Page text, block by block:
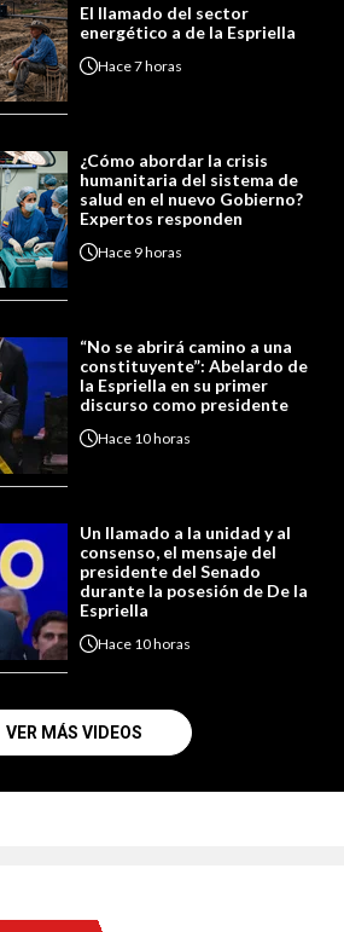
El llamado del sector
energético a de la Espriella
Hace7 horas
¿Cómo abordar la crisis
humanitaria del sistema de
salud en el nuevo Gobierno?
Expertos responden
Hace 9 horas
“No se abrirá camino a una
constituyente”: Abelardo de
la Espriella en su primer
discurso como presidente
Hace 10 horas
Un llamado a la unidad y al
consenso, el mensaje del
presidente del Senado
durante la posesión de De la
Espriella
Hace 10 horas
VER MÁS VIDEOS